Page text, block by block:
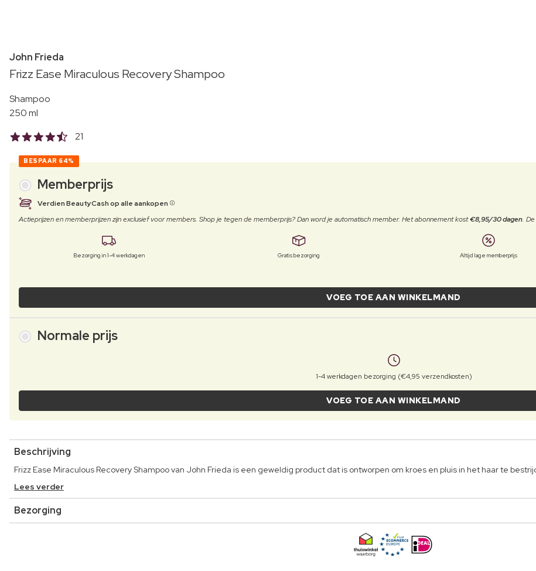
John Frieda
Frizz Ease Miraculous Recovery Shampoo
Shampoo
250 ml
21
BESPAAR 64%
Memberprijs
Verdien BeautyCash op alle aankopen
Actieprijzen en memberprijzen zijn exclusief voor members. Shop je tegen de memberprijs? Dan word je automatisch member. Het abonnement kost€8,95/30 dagen.
Bezorging in 1-4 werkdagen Gratis bezorging Altijd lage memberprijs
VOEG TOE AAN WINKELMAND
Normale prijs
1-4 werkdagen bezorging (€4,95 verzendkosten)
VOEG TOE AAN WINKELMAND
Beschrijving
Frizz Ease Miraculous Recovery Shampoo van John Frieda is een geweldig product dat is ontworpen om kroes en pluis in het haar te
Lees verder
Bezorging